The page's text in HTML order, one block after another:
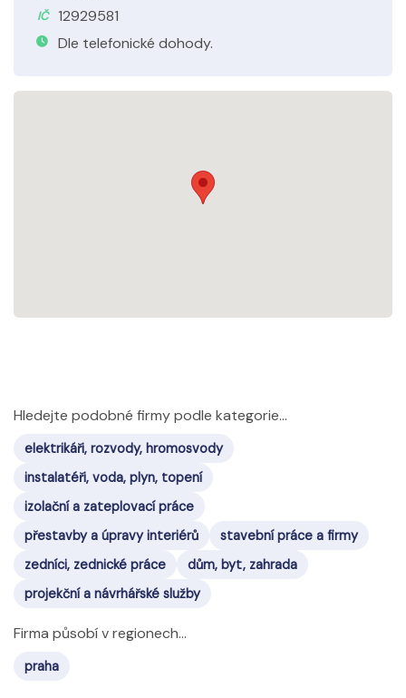
IČ
12929581
Dle telefonické dohody.
Hledejte podobné firmy podle kategorie...
elektrikáři, rozvody, hromosvody
instalatéři, voda, plyn, topení
izolační a zateplovací práce
přestavby a úpravy interiérů
stavební práce a firmy
zedníci, zednické práce
dům, byt, zahrada
projekční a návrhářské služby
Firma působí v regionech...
praha